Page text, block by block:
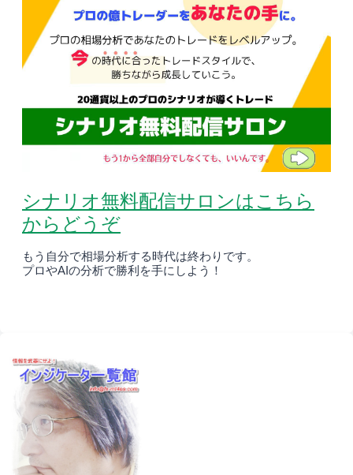
シナリオ無料配信サロンはこちら
からどうぞ
もう自分で相場分析する時代は終わりです。
プロやAIの分析で勝利を手にしよう！